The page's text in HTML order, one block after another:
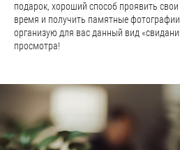
подарок, хороший способ проявить
время и получить памятные
организую для вас данный вид
просмотра!